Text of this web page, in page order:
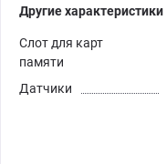
Другие характеристики
Слот для карт
памяти
Датчики